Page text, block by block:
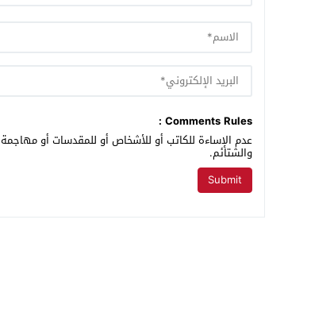
Comments Rules :
عدم الإساءة للكاتب أو للأشخاص أو للمقدسات أو مهاجمة
والشتائم.